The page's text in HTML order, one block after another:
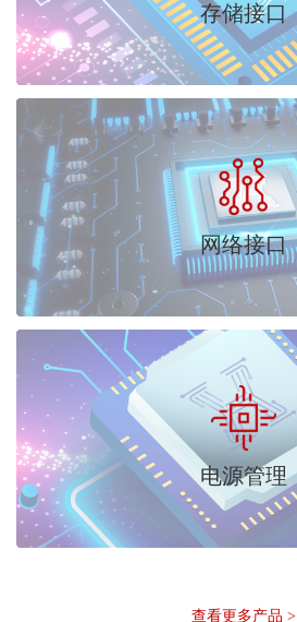
存储接口
网络接口
电源管理
查看更多产品 >